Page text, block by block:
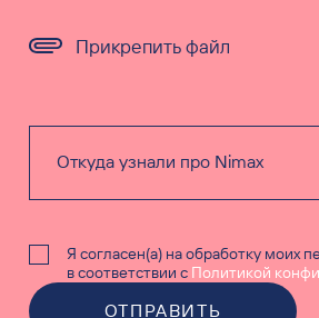
Прикрепить файл
Я согласен(а) на обработку моих
в соответствии с Политикой
ОТПРАВИТЬ